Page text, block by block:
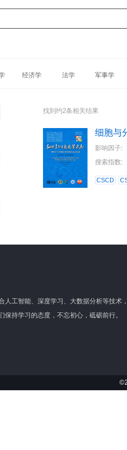
经济学 法学 军事学
找到约2条相关结果
细胞与
影响因子:
搜索指数:
CSCD
人工智能、深度学习、大数据分析等技术
持学习的态度，不忘初心，砥砺前行。